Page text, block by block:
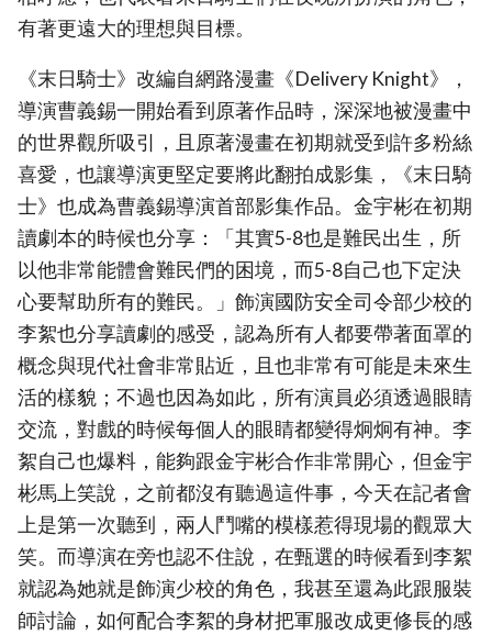
有著更遠大的理想與目標。
《末日騎士》改編自網路漫畫《Delivery Knight》，
導演曹義錫一開始看到原著作品時，深深地被漫畫中
的世界觀所吸引，且原著漫畫在初期就受到許多粉絲
喜愛，也讓導演更堅定要將此翻拍成影集，《末日騎
士》也成為曹義錫導演首部影集作品。金宇彬在初期
讀劇本的時候也分享：「其實5-8也是難民出生，所
以他非常能體會難民們的困境，而5-8自己也下定決
心要幫助所有的難民。」飾演國防安全司令部少校的
李絮也分享讀劇的感受，認為所有人都要帶著面罩的
概念與現代社會非常貼近，且也非常有可能是未來生
活的樣貌；不過也因為如此，所有演員必須透過眼睛
交流，對戲的時候每個人的眼睛都變得炯炯有神。李
絮自己也爆料，能夠跟金宇彬合作非常開心，但金宇
彬馬上笑說，之前都沒有聽過這件事，今天在記者會
上是第一次聽到，兩人鬥嘴的模樣惹得現場的觀眾大
笑。而導演在旁也認不住說，在甄選的時候看到李絮
就認為她就是飾演少校的角色，我甚至還為此跟服裝
師討論，如何配合李絮的身材把軍服改成更修長的感